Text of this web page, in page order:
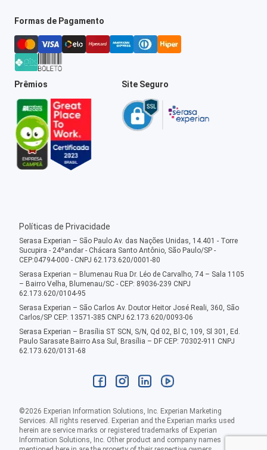
Formas de Pagamento
Prêmios Site Seguro
Políticas de Privacidade
Serasa Experian – São Paulo Av. das Nações Unidas, 14.401 - Torre
Sucupira - 24ºandar - Chácara Santo Antônio, São Paulo/SP -
CEP:04794-000 - CNPJ 62.173.620/0001-80
Serasa Experian – Blumenau Rua Dr. Léo de Carvalho, 74 – Sala 1105
– Bairro Velha, Blumenau/SC - CEP: 89036-239 CNPJ
62.173.620/0104-95
Serasa Experian – São Carlos Av. Doutor Heitor José Reali, 360, São
Carlos/SP CEP: 13571-385 CNPJ 62.173.620/0093-06
Serasa Experian – Brasília ST SCN, S/N, Qd 02, Bl C, 109, Sl 301, Ed.
Paulo Sarasate Bairro Asa Sul, Brasília – DF CEP: 70302-911 CNPJ
62.173.620/0131-68
©2026 Experian Information Solutions, Inc. Experian Marketing
Services. All rights reserved. Experian and the Experian marks used
herein are service marks or registered trademarks of Experian
Information Solutions, Inc. Other product and company names